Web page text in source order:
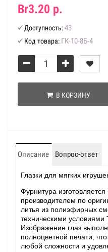
Br3.20 р.
Доступность:43
Код товара: ГК-10-8Б-4
В КОРЗИНУ
Описание Вопрос-ответ
Глазки для мягких
Фурнитура
производителем по
литья из полиэфирных
техническими
Изображение глаз
полноцветной печати,
любой сложности и